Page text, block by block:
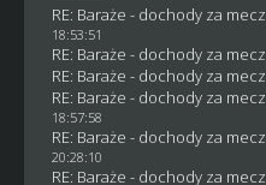
RE: Baraże - dochody za
18:53:51
RE: Baraże - dochody za
RE: Baraże - dochody za
RE: Baraże - dochody za
18:57:58
RE: Baraże - dochody za
20:28:10
RE: Baraże - dochody za